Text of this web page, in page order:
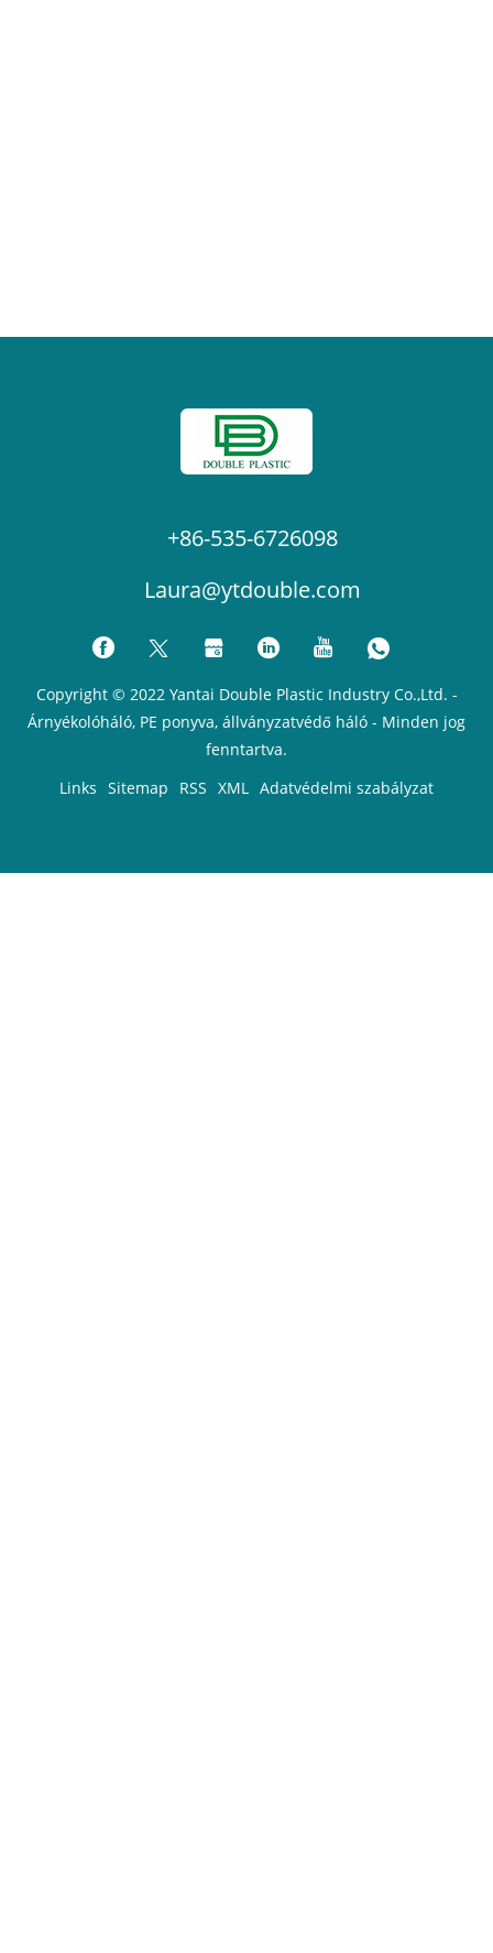
+86-535-6726098
Laura@ytdouble.com
Copyright © 2022 Yantai Double Plastic Industry Co.,Ltd. -
Árnyékolóháló, PE ponyva, állványzatvédő háló - Minden jog
fenntartva.
Links Sitemap RSS XML Adatvédelmi szabályzat